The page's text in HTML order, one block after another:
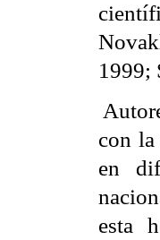
1999;
con la
en
esta